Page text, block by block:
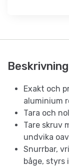
Beskrivning
Exakt och
aluminium
Tara och
Tare skruv
undvika
Snurrbar,
båge, styrs